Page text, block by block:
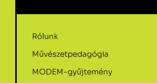
Rólunk
Művészetpedagógia
MODEM-gyűjtemény